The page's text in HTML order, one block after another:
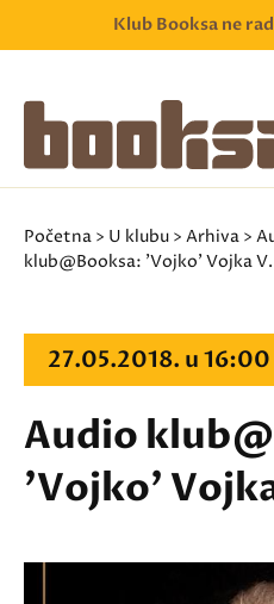
Klub Booksa ne
Početna > U klubu > Arhiva >
klub@Booksa: 'Vojko' Vojka V.
27.05.2018. u
Audio
'Vojko'